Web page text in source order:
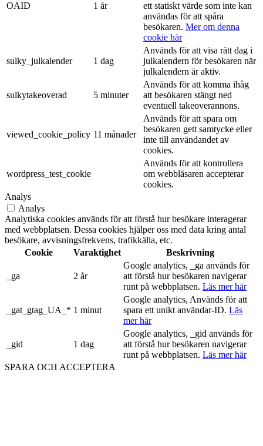
OAID 1 år
ett statiskt värde som inte kan
användas för att spåra
besökaren. Mer om denna
cookie här
sulky_julkalender 1 dag
Används för att visa rätt dag i
julkalendern för besökaren när
julkalendern är aktiv.
sulkytakeoverad 5 minuter
Används för att komma ihåg
att besökaren stängt ned
eventuell takeoverannons.
viewed_cookie_policy 11 månader
Används för att spara om
besökaren gett samtycke eller
inte till användandet av
cookies.
wordpress_test_cookie
Används för att kontrollera
om webbläsaren accepterar
cookies.
Analys
Analys
Analytiska cookies används för att förstå hur besökare interagerar
med webbplatsen. Dessa cookies hjälper oss med data kring antal
besökare, avvisningsfrekvens, trafikkälla, etc.
Cookie
Varaktighet Beskrivning
_ga 2 år
Google analytics, _ga används för
att förstå hur besökaren navigerar
runt på webbplatsen. Läs mer här
_gat_gtag_UA_* 1 minut
Google analytics, Används för att
spara ett unikt användar-ID. Läs
mer här
_gid 1 dag
Google analytics, _gid används för
att förstå hur besökaren navigerar
runt på webbplatsen. Läs mer här
SPARA OCH ACCEPTERA